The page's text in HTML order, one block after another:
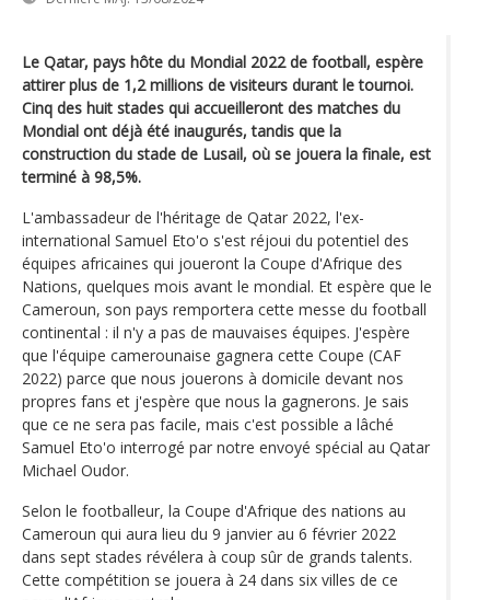
Le Qatar, pays hôte du Mondial 2022 de football, espère
attirer plus de 1,2 millions de visiteurs durant le tournoi.
Cinq des huit stades qui accueilleront des matches du
Mondial ont déjà été inaugurés, tandis que la
construction du stade de Lusail, où se jouera la finale, est
terminé à 98,5%.
L'ambassadeur de l'héritage de Qatar 2022, l'ex-
international Samuel Eto'o s'est réjoui du potentiel des
équipes africaines qui joueront la Coupe d'Afrique des
Nations, quelques mois avant le mondial. Et espère que le
Cameroun, son pays remportera cette messe du football
continental : il n'y a pas de mauvaises équipes. J'espère
que l'équipe camerounaise gagnera cette Coupe (CAF
2022) parce que nous jouerons à domicile devant nos
propres fans et j'espère que nous la gagnerons. Je sais
que ce ne sera pas facile, mais c'est possible a lâché
Samuel Eto'o interrogé par notre envoyé spécial au Qatar
Michael Oudor.
Selon le footballeur, la Coupe d'Afrique des nations au
Cameroun qui aura lieu du 9 janvier au 6 février 2022
dans sept stades révélera à coup sûr de grands talents.
Cette compétition se jouera à 24 dans six villes de ce